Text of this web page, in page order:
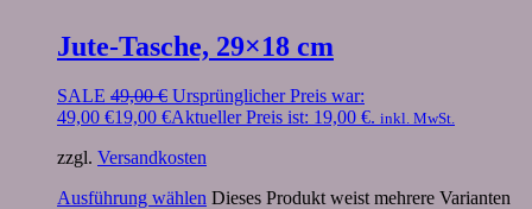
Jute-Tasche, 29×18 cm
SALE 49,00€ Ursprünglicher Preis war:
49,00 €19,00 €Aktueller Preis ist: 19,00 €. inkl. MwSt.
zzgl. Versandkosten
Ausführung wählen Dieses Produkt weist mehrere Varianten